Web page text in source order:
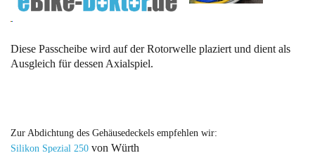
Diese Passcheibe wird auf der Rotorwelle plaziert und dient als
Ausgleich für dessen Axialspiel.
Zur Abdichtung des Gehäusedeckels empfehlen wir:
Silikon Spezial 250 von Würth